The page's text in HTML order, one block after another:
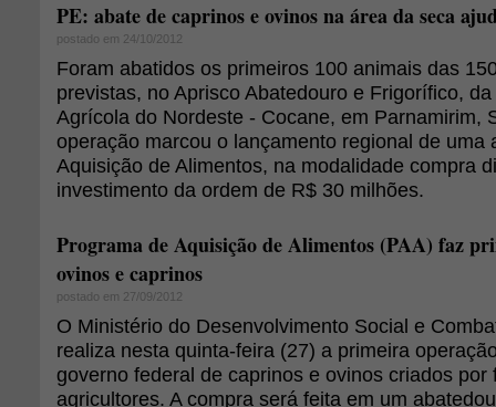
PE: abate de caprinos e ovinos na área da seca
postado em 24/10/2012
Foram abatidos os primeiros 100 animais das
previstas, no Aprisco Abatedouro e Frigorífico,
Agrícola do Nordeste - Cocane, em Parnamirim,
operação marcou o lançamento regional de uma
Aquisição de Alimentos, na modalidade compra
investimento da ordem de R$ 30 milhões.
Programa de Aquisição de Alimentos (PAA) faz
ovinos e caprinos
postado em 27/09/2012
O Ministério do Desenvolvimento Social e
realiza nesta quinta-feira (27) a primeira
governo federal de caprinos e ovinos criados por
agricultores. A compra será feita em um